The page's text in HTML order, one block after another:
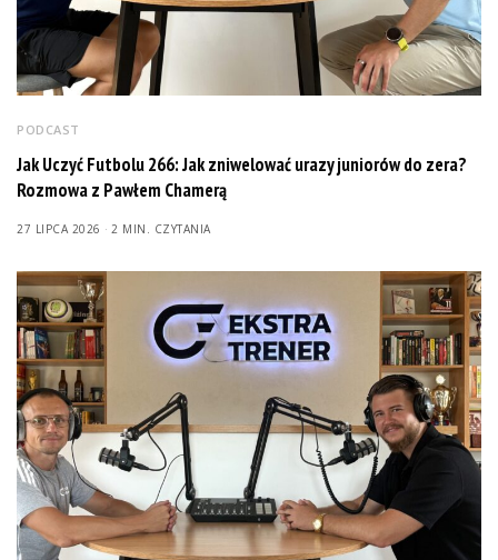
PODCAST
Jak Uczyć Futbolu 266: Jak zniwelować urazy juniorów do zera?
Rozmowa z Pawłem Chamerą
27 LIPCA 2026 2 MIN. CZYTANIA